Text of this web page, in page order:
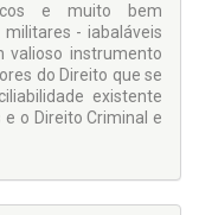
e muito bem
- iabaláveis
valioso instrumento
do Direito que se
existente
o Direito Criminal e